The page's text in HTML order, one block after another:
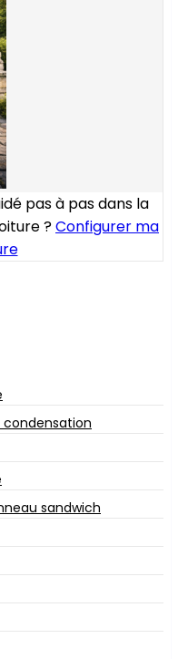
pas à pas dans la
?Configurer ma
sandwich